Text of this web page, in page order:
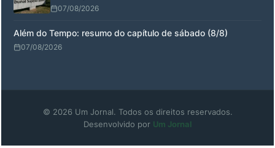
07/08/2026
Além do Tempo: resumo do capítulo de sábado (8/8)
07/08/2026
© 2026 Um Jornal. Todos os direitos reservados.
Desenvolvido por Um Jornal